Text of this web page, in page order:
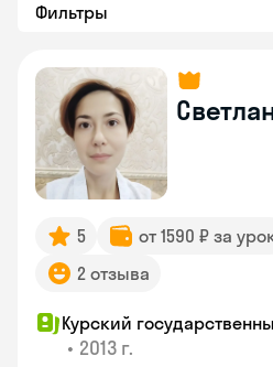
Фильтры
5 от 1590 ₽ за
2 отзыва
Курский
• 2013 г.